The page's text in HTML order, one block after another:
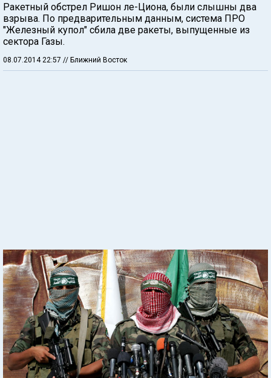
Ракетный обстрел Ришон ле-Циона, были слышны два
взрыва. По предварительным данным, система ПРО
"Железный купол" сбила две ракеты, выпущенные из
сектора Газы.
08.07.2014 22:57 // Ближний Восток